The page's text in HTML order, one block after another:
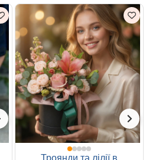
Троянди та лілії в